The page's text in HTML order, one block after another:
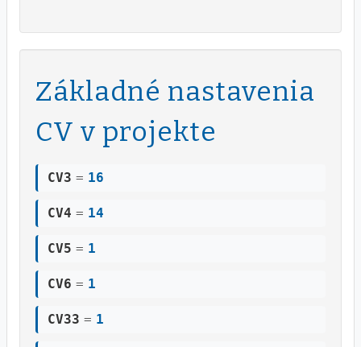
Základné nastavenia
CV v projekte
CV3 = 16
CV4 = 14
CV5 = 1
CV6 = 1
CV33 = 1